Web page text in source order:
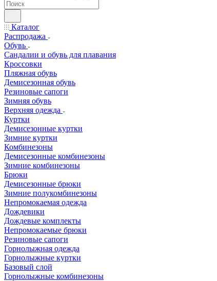
Каталог
Распродажа
Обувь
Сандалии и обувь для плавания
Кроссовки
Пляжная обувь
Демисезонная обувь
Резиновые сапоги
Зимняя обувь
Верхняя одежда
Куртки
Демисезонные куртки
Зимние куртки
Комбинезоны
Демисезонные комбинезоны
Зимние комбинезоны
Брюки
Демисезонные брюки
Зимние полукомбинезоны
Непромокаемая одежда
Дождевики
Дождевые комплекты
Непромокаемые брюки
Резиновые сапоги
Горнолыжная одежда
Горнолыжные куртки
Базовый слой
Горнолыжные комбинезоны